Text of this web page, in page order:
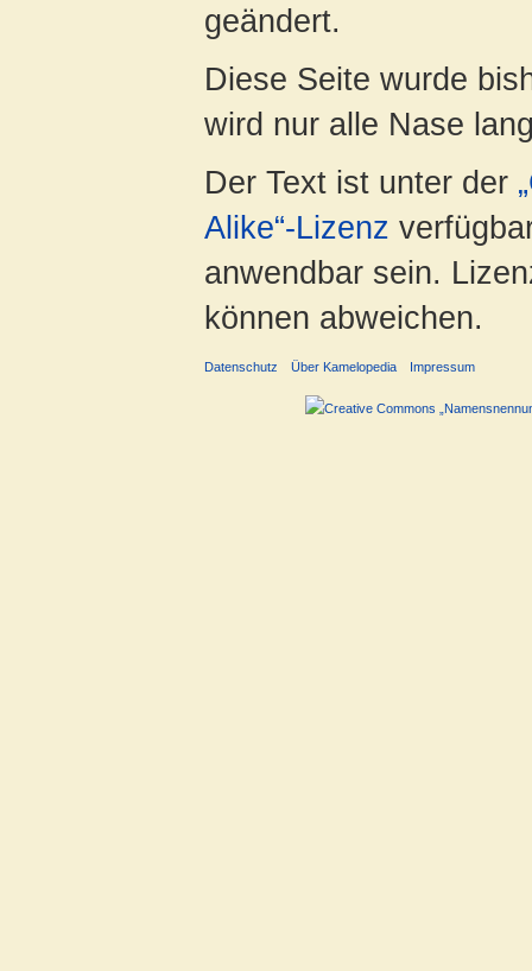
geändert.
Diese Seite wurde
wird nur alle Nase
Der Text ist unter der
Alike“-Lizenz
anwendbar sein.
können abweichen.
Datenschutz Über Kamelopedia Impressum